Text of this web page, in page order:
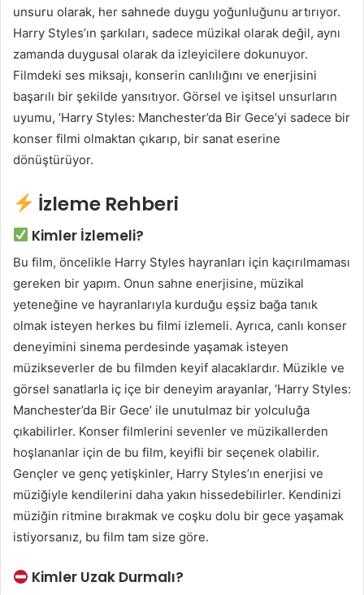
unsuru olarak, her sahnede duygu yoğunluğunu artırıyor.
Harry Styles’ın şarkıları, sadece müzikal olarak değil, aynı
zamanda duygusal olarak da izleyicilere dokunuyor.
Filmdeki ses miksajı, konserin canlılığını ve enerjisini
başarılı bir şekilde yansıtıyor. Görsel ve işitsel unsurların
uyumu, ‘Harry Styles: Manchester’da Bir Gece’yi sadece bir
konser filmi olmaktan çıkarıp, bir sanat eserine
dönüştürüyor.
İzleme Rehberi
Kimler İzlemeli?
Bu film, öncelikle Harry Styles hayranları için kaçırılmaması
gereken bir yapım. Onun sahne enerjisine, müzikal
yeteneğine ve hayranlarıyla kurduğu eşsiz bağa tanık
olmak isteyen herkes bu filmi izlemeli. Ayrıca, canlı konser
deneyimini sinema perdesinde yaşamak isteyen
müzikseverler de bu filmden keyif alacaklardır. Müzikle ve
görsel sanatlarla iç içe bir deneyim arayanlar, ‘Harry Styles:
Manchester’da Bir Gece’ ile unutulmaz bir yolculuğa
çıkabilirler. Konser filmlerini sevenler ve müzikallerden
hoşlananlar için de bu film, keyifli bir seçenek olabilir.
Gençler ve genç yetişkinler, Harry Styles’ın enerjisi ve
müziğiyle kendilerini daha yakın hissedebilirler. Kendinizi
müziğin ritmine bırakmak ve coşku dolu bir gece yaşamak
istiyorsanız, bu film tam size göre.
Kimler Uzak Durmalı?